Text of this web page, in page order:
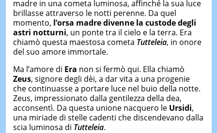
madre in una cometa luminosa, affinché la sua luce
brillasse attraverso le notti perenne. Da quel
momento, l’orsa madre divenne la custode degli
astri notturni, un ponte tra il cielo e la terra. Era
chiamò questa maestosa cometa Tutteleia, in onore
del suo amore immortale.
Ma l’amore di Era non si fermò qui. Ella chiamò
Zeus, signore degli dèi, a dar vita a una progenie
che continuasse a portare luce nel buio della notte.
Zeus, impressionato dalla gentilezza della dea,
acconsentì. Da questa unione nacquero le Ursidi,
una miriade di stelle cadenti che discendevano dalla
scia luminosa di Tutteleia.